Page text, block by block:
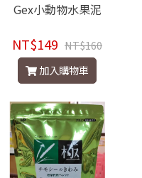
Gex小動物水果泥
NT$149 NT$160
加入購物車